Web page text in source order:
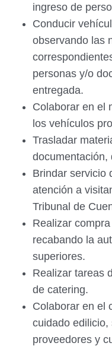
ingreso de
Conducir
observando las
personas y/o
entregada.
Colaborar en el
los vehículos
Trasladar
documentación,
Brindar servicio
atención a
Tribunal de
Realizar
recabando la
superiores.
Realizar tareas
de catering.
Colaborar en el
cuidado edilicio,
proveedores y